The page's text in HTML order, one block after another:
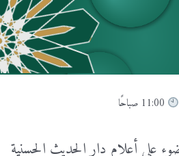
على أعلام دار الحديث الحسنية